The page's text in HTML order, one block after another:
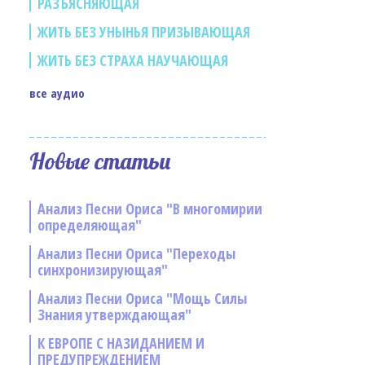
ЖИТЬ БЕЗ УНЫНЬЯ ПРИЗЫВАЮЩАЯ
ЖИТЬ БЕЗ СТРАХА НАУЧАЮЩАЯ
все аудио
Новые статьи
Анализ Песни Ориса "В многомирии
определяющая"
Анализ Песни Ориса "Переходы
синхронизирующая"
Анализ Песни Ориса "Мощь Силы
Знания утверждающая"
К ЕВРОПЕ С НАЗИДАНИЕМ И
ПРЕДУПРЕЖДЕНИЕМ